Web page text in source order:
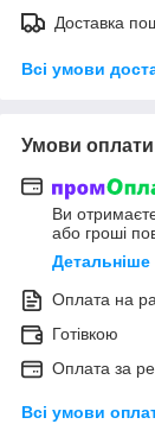
Доставка
Всі умови
Умови оплати
Ви
або гроші
Детальніше
Оплата на
Готівкою
Оплата за
Всі умови